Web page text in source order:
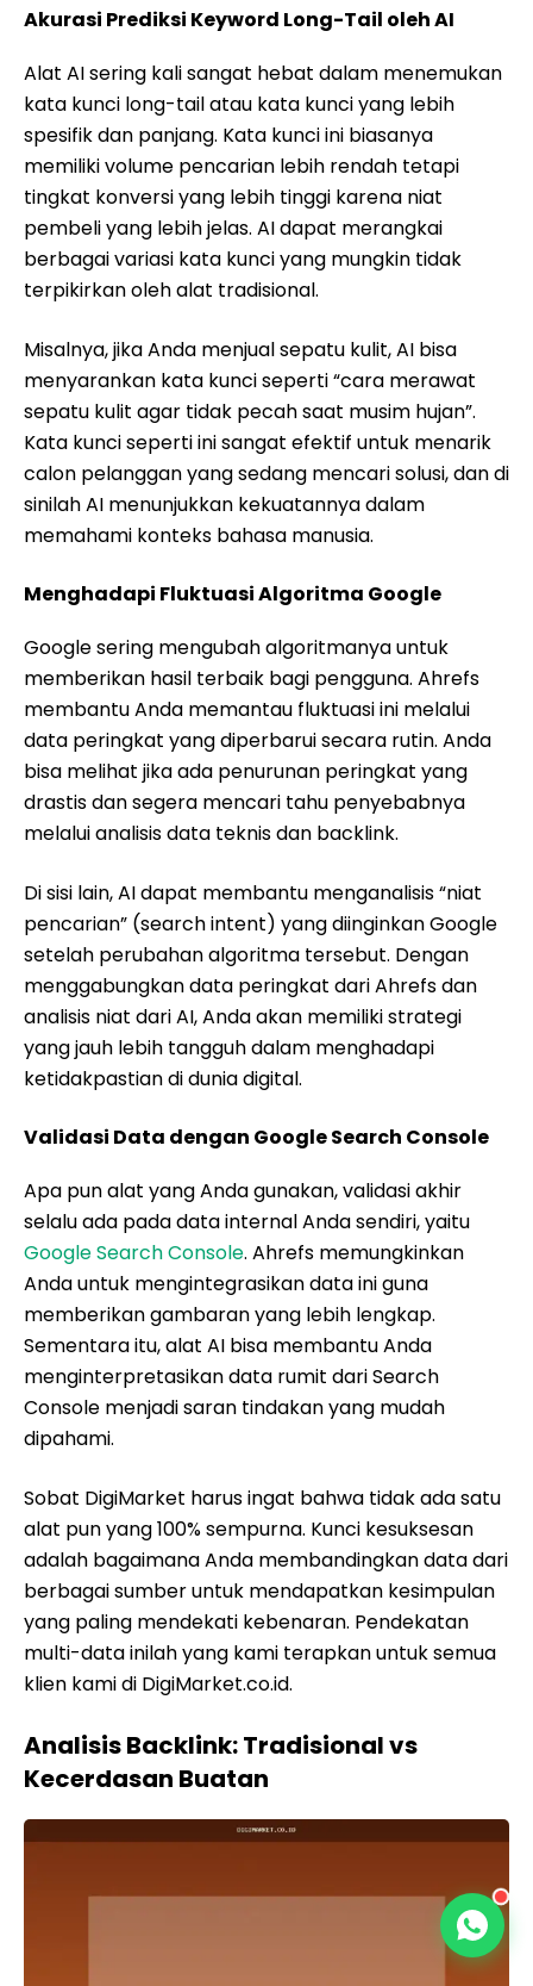
Akurasi Prediksi Keyword Long-Tail oleh AI
Alat AI sering kali sangat hebat dalam menemukan
kata kunci long-tail atau kata kunci yang lebih
spesifik dan panjang. Kata kunci ini biasanya
memiliki volume pencarian lebih rendah tetapi
tingkat konversi yang lebih tinggi karena niat
pembeli yang lebih jelas. AI dapat merangkai
berbagai variasi kata kunci yang mungkin tidak
terpikirkan oleh alat tradisional.
Misalnya, jika Anda menjual sepatu kulit, AI bisa
menyarankan kata kunci seperti “cara merawat
sepatu kulit agar tidak pecah saat musim hujan”.
Kata kunci seperti ini sangat efektif untuk menarik
calon pelanggan yang sedang mencari solusi, dan di
sinilah AI menunjukkan kekuatannya dalam
memahami konteks bahasa manusia.
Menghadapi Fluktuasi Algoritma Google
Google sering mengubah algoritmanya untuk
memberikan hasil terbaik bagi pengguna. Ahrefs
membantu Anda memantau fluktuasi ini melalui
data peringkat yang diperbarui secara rutin. Anda
bisa melihat jika ada penurunan peringkat yang
drastis dan segera mencari tahu penyebabnya
melalui analisis data teknis dan backlink.
Di sisi lain, AI dapat membantu menganalisis “niat
pencarian” (search intent) yang diinginkan Google
setelah perubahan algoritma tersebut. Dengan
menggabungkan data peringkat dari Ahrefs dan
analisis niat dari AI, Anda akan memiliki strategi
yang jauh lebih tangguh dalam menghadapi
ketidakpastian di dunia digital.
Validasi Data dengan Google Search Console
Apa pun alat yang Anda gunakan, validasi akhir
selalu ada pada data internal Anda sendiri, yaitu
Google Search Console. Ahrefs memungkinkan
Anda untuk mengintegrasikan data ini guna
memberikan gambaran yang lebih lengkap.
Sementara itu, alat AI bisa membantu Anda
menginterpretasikan data rumit dari Search
Console menjadi saran tindakan yang mudah
dipahami.
Sobat DigiMarket harus ingat bahwa tidak ada satu
alat pun yang 100% sempurna. Kunci kesuksesan
adalah bagaimana Anda membandingkan data dari
berbagai sumber untuk mendapatkan kesimpulan
yang paling mendekati kebenaran. Pendekatan
multi-data inilah yang kami terapkan untuk semua
klien kami di DigiMarket.co.id.
Analisis Backlink: Tradisional vs
Kecerdasan Buatan